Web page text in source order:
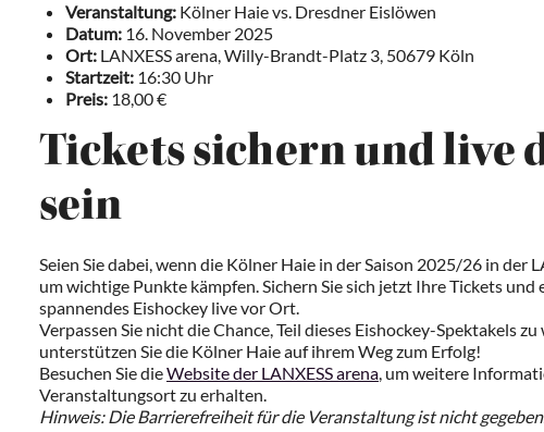
Veranstaltung: Kölner Haie vs. Dresdner Eislöwen
Datum: 16. November 2025
Ort: LANXESS arena, Willy-Brandt-Platz 3, 50679 Köln
Startzeit: 16:30 Uhr
Preis: 18,00 €
Tickets sichern und live
sein
Seien Sie dabei, wenn die Kölner Haie in der Saison 2025/26 in der
um wichtige Punkte kämpfen. Sichern Sie sich jetzt Ihre Tickets und
spannendes Eishockey live vor Ort.
Verpassen Sie nicht die Chance, Teil dieses Eishockey-Spektakels
unterstützen Sie die Kölner Haie auf ihrem Weg zum Erfolg!
Besuchen Sie dieWebsite der LANXESS arena, um weitere
Veranstaltungsort zu erhalten.
Hinweis: Die Barrierefreiheit für die Veranstaltung ist nicht